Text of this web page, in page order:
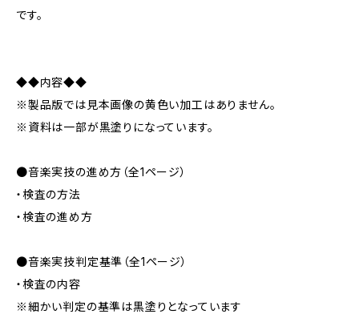
です。
◆◆内容◆◆
※製品版では見本画像の黄色い加工はありません。
※資料は一部が黒塗りになっています。
●音楽実技の進め方（全1ページ）
・検査の方法
・検査の進め方
●音楽実技判定基準（全1ページ）
・検査の内容
※細かい判定の基準は黒塗りとなっています